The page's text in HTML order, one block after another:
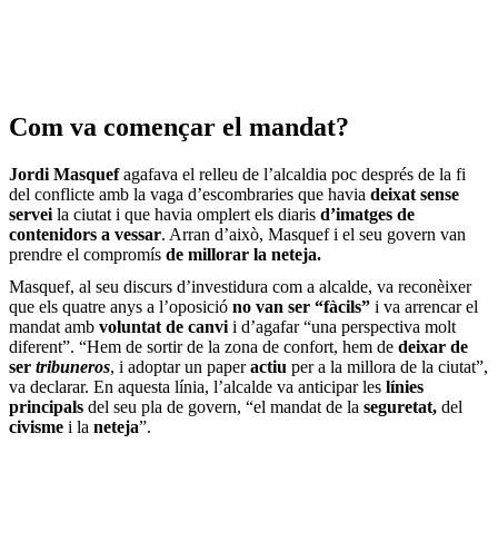
Com va començar el mandat?
Jordi Masquefagafava el relleu de l’alcaldia poc després de la fi
del conflicte amb la vaga d’escombraries que havia deixat sense
servei la ciutat i que havia omplert els diaris d’imatges de
contenidors a vessar. Arran d’això, Masquef i el seu govern van
prendre el compromís de millorar la neteja.
Masquef, al seu discurs d’investidura com a alcalde, va reconèixer
que els quatre anys a l’oposició no van ser “fàcils” i va arrencar el
mandat amb voluntat de canvi i d’agafar “una perspectiva molt
diferent”. “Hem de sortir de la zona de confort, hem de deixar de
ser tribuneros, i adoptar un paperactiu per a la millora de la ciutat”,
va declarar. En aquesta línia, l’alcalde va anticipar les línies
principals del seu pla de govern, “el mandat de la seguretat, del
civisme i la neteja”.